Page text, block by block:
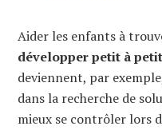
Aider les enfants à
développer petit à
deviennent, par
dans la recherche de
mieux se contrôler lors